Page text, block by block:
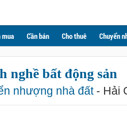
mua Cần bán Cho thuê Chuyển
nghề bất động sản
nhượng nhà đất - Hải